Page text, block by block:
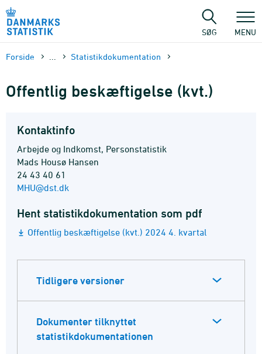
sidens
SØG MENU
Forside Statistik­dokument­ation
Offentlig beskæftigelse (kvt.)
Kontaktinfo
Arbejde og Indkomst, Personstatistik
Mads Housø Hansen
24 43 40 61
MHU@dst.dk
Hent statistikdokumentation som pdf
Offentlig beskæftigelse (kvt.) 2024 4. kvartal
Tidligere versioner
Dokumenter tilknyttet
statistikdokumentationen